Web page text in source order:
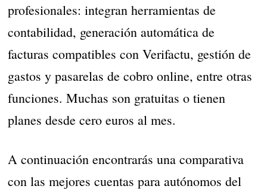
profesionales: integran herramientas de
contabilidad, generación automática de
facturas compatibles con Verifactu, gestión de
gastos y pasarelas de cobro online, entre otras
funciones. Muchas son gratuitas o tienen
planes desde cero euros al mes.
A continuación encontrarás una comparativa
con las mejores cuentas para autónomos del